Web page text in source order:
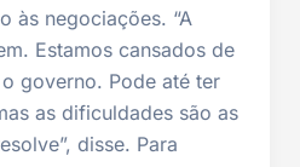
às negociações. “A
Estamos cansados de
governo. Pode até ter
as dificuldades são as
disse. Para